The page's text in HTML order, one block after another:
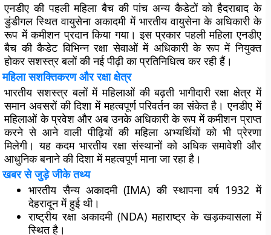
एनडीए की पहली महिला बैच की पांच अन्य कैडेटों को हैदराबाद के
डुंडीगल स्थित वायुसेना अकादमी में भारतीय वायुसेना के अधिकारी के
रूप में कमीशन प्रदान किया गया। इस प्रकार पहली महिला एनडीए
बैच की कैडेट विभिन्न रक्षा सेवाओं में अधिकारी के रूप में नियुक्त
होकर सशस्त्र बलों की नई पीढ़ी का प्रतिनिधित्व कर रही हैं।
महिला सशक्तिकरण और रक्षा क्षेत्र
भारतीय सशस्त्र बलों में महिलाओं की बढ़ती भागीदारी रक्षा क्षेत्र में
समान अवसरों की दिशा में महत्वपूर्ण परिवर्तन का संकेत है। एनडीए में
महिलाओं के प्रवेश और अब उनके अधिकारी के रूप में कमीशन प्राप्त
करने से आने वाली पीढ़ियों की महिला अभ्यर्थियों को भी प्रेरणा
मिलेगी। यह कदम भारतीय रक्षा संस्थानों को अधिक समावेशी और
आधुनिक बनाने की दिशा में महत्वपूर्ण माना जा रहा है।
खबर से जुड़े जीके तथ्य
भारतीय सैन्य अकादमी (IMA) की स्थापना वर्ष 1932 में
देहरादून में हुई थी।
राष्ट्रीय रक्षा अकादमी (NDA) महाराष्ट्र के खड़कवासला में
स्थित है।